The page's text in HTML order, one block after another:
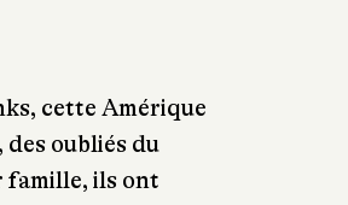
cette Amérique
oubliés du
famille, ils ont